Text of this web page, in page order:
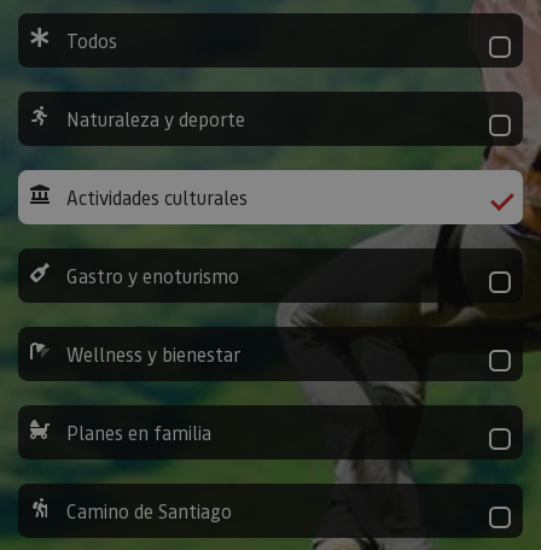
Todos
Naturaleza y deporte
Actividades culturales
Gastro y enoturismo
Wellness y bienestar
Planes en familia
Camino de Santiago